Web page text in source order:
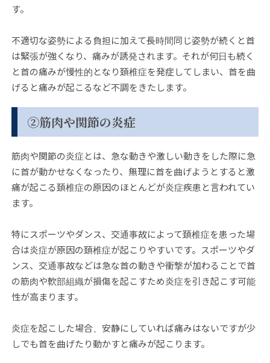
す。
不適切な姿勢による負担に加えて長時間同じ姿勢が続くと首
は緊張が強くなり、痛みが誘発されます。それが何日も続く
と首の痛みが慢性的となり頚椎症を発症してしまい、首を曲
げると痛みが起こるなど不調をきたします。
②筋肉や関節の炎症
筋肉や関節の炎症とは、急な動きや激しい動きをした際に急
に首が動かせなくなったり、無理に首を曲げようとすると激
痛が起こる頚椎症の原因のほとんどが炎症疾患と言われてい
ます。
特にスポーツやダンス、交通事故によって頚椎症を患った場
合は炎症が原因の頚椎症が起こりやすいです。スポーツやダ
ンス、交通事故などは急な首の動きや衝撃が加わることで首
の筋肉や軟部組織が損傷を起こすため炎症を引き起こす可能
性が高まります。
炎症を起こした場合、安静にしていれば痛みはないですが少
しでも首を曲げたり動かすと痛みが起こります。